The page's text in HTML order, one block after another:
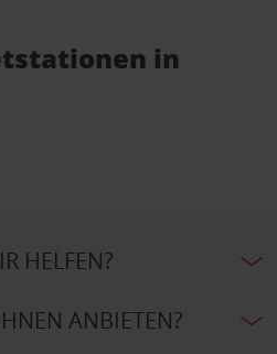
in
HELFEN?
ANBIETEN?